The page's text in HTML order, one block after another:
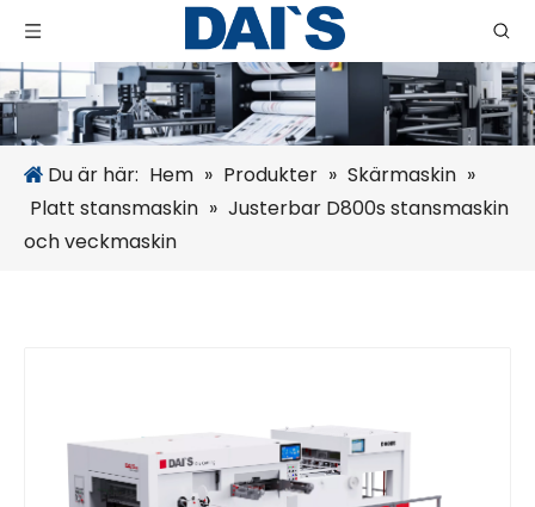
Du är här: Hem » Produkter » Skärmaskin »
Platt stansmaskin » Justerbar D800s stansmaskin
och veckmaskin